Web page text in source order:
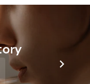
contenuti
e
base per
con